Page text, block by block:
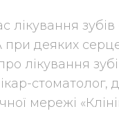
лікування
при деяких
лікування
стоматолог,
мережі